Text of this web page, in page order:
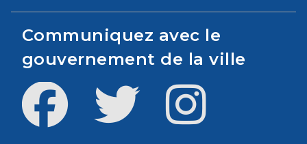
Communiquez avec le
gouvernement de la ville
Facebook Twitter